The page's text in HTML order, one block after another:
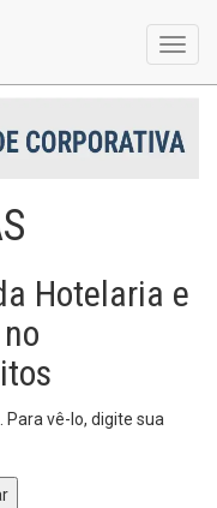
Hotelaria e
Para vê-lo, digite sua